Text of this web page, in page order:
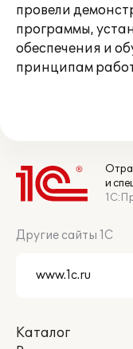
провели
программы,
обеспечения и
принципам
и
Другие сайты 1С
Каталог